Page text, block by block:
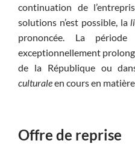
continuation de
solutions n’est possible, la
prononcée. La
exceptionnellement
de la République ou
culturaleen cours en
Offre de reprise